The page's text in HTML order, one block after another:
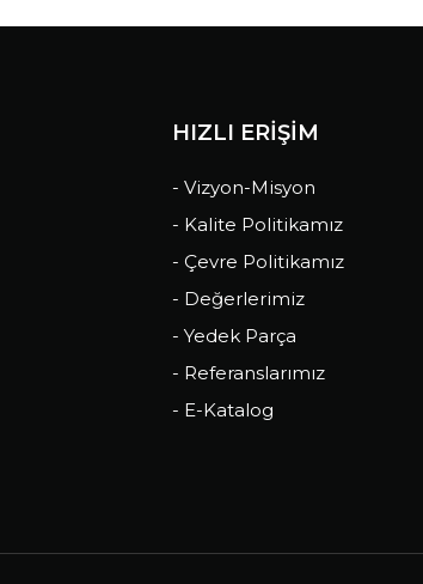
HIZLI ERİŞİM
- Vizyon-Misyon
- Kalite Politikamız
- Çevre Politikamız
- Değerlerimiz
- Yedek Parça
- Referanslarımız
- E-Katalog